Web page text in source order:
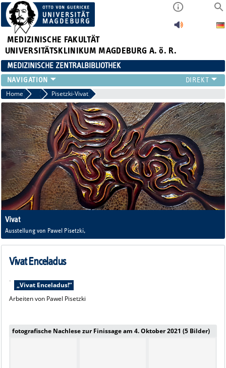
MEDIZINISCHE FAKULTÄT
UNIVERSITÄTSKLINIKUM MAGDEBURG A. ö. R.
MEDIZINISCHE ZENTRALBIBLIOTHEK
LITERATURSUCHE
SERVICE
INFORMATIONSKOMPETENZ
AKTUELLES
PUBLIZIEREN
NEU HIER?
SUCHE A-Z
Home 2021 Pisetzki-Vivat
Vivat
Enceladus!
Ausstellung von Pawel Pisetzki,
Vivat Enceladus
-
„Vivat Enceladus!“
Arbeiten von Pawel Pisetzki
fotografische Nachlese zur Finissage am 4. Oktober 2021 (5 Bilder)